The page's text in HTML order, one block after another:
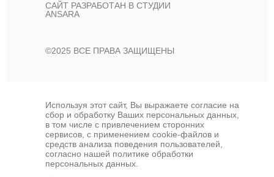
©2025 ВСЕ ПРАВА ЗАЩИЩЕНЫ
САЙТ РАЗРАБОТАН В СТУДИИ
ANSARA
Используя этот сайт, Вы выражаете согласие на
сбор и обработку Ваших персональных данных,
в том числе с привлечением сторонних
сервисов, с применением cookie-файлов и
средств анализа поведения пользователей,
согласно нашей политике обработки
персональных данных.